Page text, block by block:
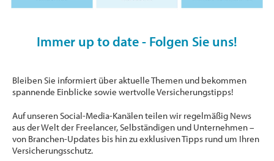
Immer up to date - Folgen Sie uns!
Bleiben Sie informiert über aktuelle Themen und bekommen
spannende Einblicke sowie wertvolle Versicherungstipps!
Auf unseren Social-Media-Kanälen teilen wir regelmäßig News
aus der Welt der Freelancer, Selbständigen und Unternehmen –
von Branchen-Updates bis hin zu exklusiven Tipps rund um Ihren
Versicherungsschutz.